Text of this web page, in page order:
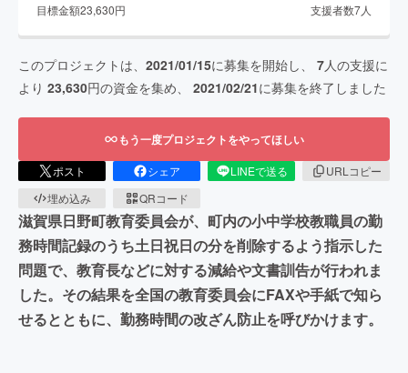
目標金額23,630円 支援者数7人
このプロジェクトは、 2021/01/15に募集を開始し、 7人の支援に
より 23,630円の資金を集め、 2021/02/21に募集を終了しました
もう一度プロジェクトをやってほしい
ポスト シェア LINEで送る
URLコピー
埋め込み
QRコード
滋賀県日野町教育委員会が、町内の小中学校教職員の勤
務時間記録のうち土日祝日の分を削除するよう指示した
問題で、教育長などに対する減給や文書訓告が行われま
した。その結果を全国の教育委員会にFAXや手紙で知ら
せるとともに、勤務時間の改ざん防止を呼びかけます。